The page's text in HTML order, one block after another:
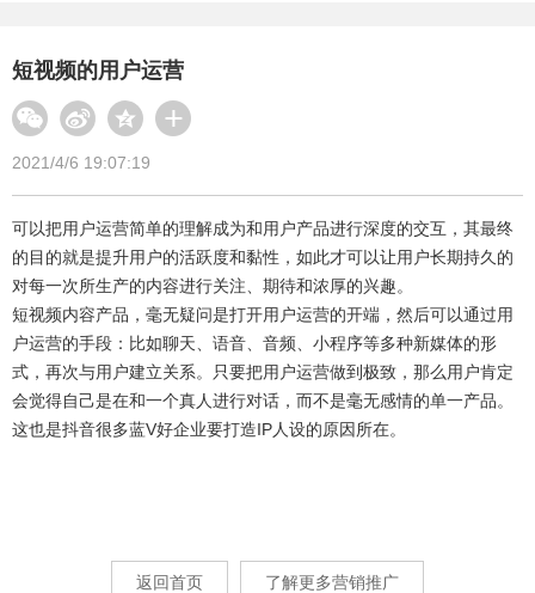
短视频的用户运营
2021/4/6 19:07:19
可以把用户运营简单的理解成为和用户产品进行深度的交互，其最终
的目的就是提升用户的活跃度和黏性，如此才可以让用户长期持久的
对每一次所生产的内容进行关注、期待和浓厚的兴趣。
短视频内容产品，毫无疑问是打开用户运营的开端，然后可以通过用
户运营的手段：比如聊天、语音、音频、小程序等多种新媒体的形
式，再次与用户建立关系。只要把用户运营做到极致，那么用户肯定
会觉得自己是在和一个真人进行对话，而不是毫无感情的单一产品。
这也是抖音很多蓝V好企业要打造IP人设的原因所在。
返回首页 了解更多营销推广